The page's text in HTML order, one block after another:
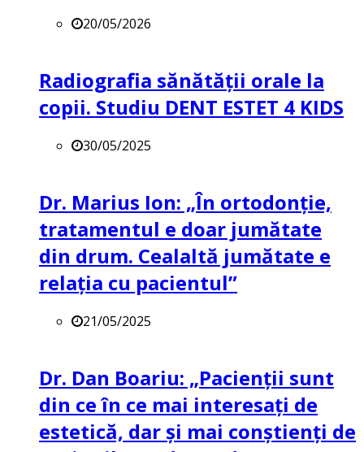
20/05/2026
Radiografia sănătății orale la
copii. Studiu DENT ESTET 4 KIDS
30/05/2025
Dr. Marius Ion: „În ortodonție,
tratamentul e doar jumătate
din drum. Cealaltă jumătate e
relația cu pacientul”
21/05/2025
Dr. Dan Boariu: „Pacienții sunt
din ce în ce mai interesați de
estetică, dar și mai conștienți de